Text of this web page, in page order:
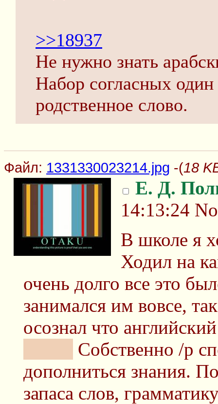
>>18937
Не нужно знать
Набор согласных
родственное слово.
Файл: 1331330023214.jpg -(18
Е. Д.
14:13:24
В школе я
Ходил на
очень долго все это
занимался им вовсе,
осознал что
Собственно /р
дополниться знания.
запаса слов,